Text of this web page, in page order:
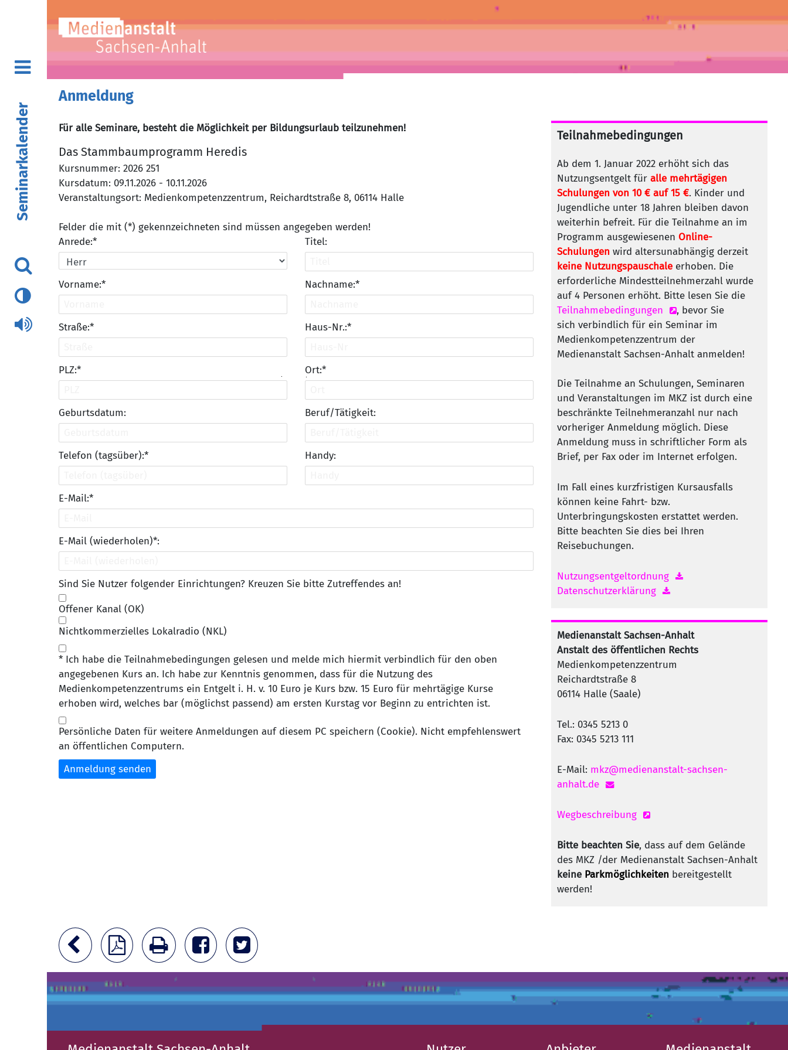
Seminarkalender
Anmeldung
Für alle Seminare, besteht die Möglichkeit per Bildungsurlaub teilzunehmen!
Das Stammbaumprogramm Heredis
Kursnummer: 2026 251
Kursdatum: 09.11.2026 - 10.11.2026
Veranstaltungsort: Medienkompetenzzentrum, Reichardtstraße 8, 06114 Halle
Felder die mit (*) gekennzeichneten sind müssen angegeben werden!
Anrede:*
Titel:
Vorname:* Nachname:*
Straße:* Haus-Nr.:*
PLZ:* Ort:*
Geburtsdatum: Beruf/Tätigkeit:
Telefon (tagsüber):* Handy:
E-Mail:*
E-Mail (wiederholen)*:
Sind Sie Nutzer folgender Einrichtungen? Kreuzen Sie bitte Zutreffendes an!
Offener Kanal (OK)
Nichtkommerzielles Lokalradio (NKL)
* Ich habe die Teilnahmebedingungen gelesen und melde mich hiermit verbindlich für den oben
angegebenen Kurs an. Ich habe zur Kenntnis genommen, dass für die Nutzung des
Medienkompetenzzentrums ein Entgelt i. H. v. 10 Euro je Kurs bzw. 15 Euro für mehrtägige Kurse
erhoben wird, welches bar (möglichst passend) am ersten Kurstag vor Beginn zu entrichten ist.
Persönliche Daten für weitere Anmeldungen auf diesem PC speichern (Cookie). Nicht empfehlenswert
an öffentlichen Computern.
Anmeldung senden
Teilnahmebedingungen
Ab dem 1. Januar 2022 erhöht sich das
Nutzungsentgelt füralle mehrtägigen
Schulungen von 10 € auf 15 €. Kinder und
Jugendliche unter 18 Jahren bleiben davon
weiterhin befreit. Für die Teilnahme an im
Programm ausgewiesenen Online-
Schulungen wird altersunabhängig derzeit
keine Nutzungspauschale erhoben. Die
erforderliche Mindestteilnehmerzahl wurde
auf 4 Personen erhöht. Bitte lesen Sie die
Teilnahmebedingungen
, bevor Sie
sich verbindlich für ein Seminar im
Medienkompetenzzentrum der
Medienanstalt Sachsen-Anhalt anmelden!
Die Teilnahme an Schulungen, Seminaren
und Veranstaltungen im MKZ ist durch eine
beschränkte Teilnehmeranzahl nur nach
vorheriger Anmeldung möglich. Diese
Anmeldung muss in schriftlicher Form als
Brief, per Fax oder im Internet erfolgen.
Im Fall eines kurzfristigen Kursausfalls
können keine Fahrt- bzw.
Unterbringungskosten erstattet werden.
Bitte beachten Sie dies bei Ihren
Reisebuchungen.
Nutzungsentgeltordnung
Datenschutzerklärung
Medienanstalt Sachsen-Anhalt
Anstalt des öffentlichen Rechts
Medienkompetenzzentrum
Reichardtstraße 8
06114 Halle (Saale)
Tel.: 0345 5213 0
Fax: 0345 5213 111
E-Mail: mkz@medienanstalt-sachsen-
anhalt.de
Wegbeschreibung
Bitte beachten Sie, dass auf dem Gelände
des MKZ /der Medienanstalt Sachsen-Anhalt
keine Parkmöglichkeiten bereitgestellt
werden!